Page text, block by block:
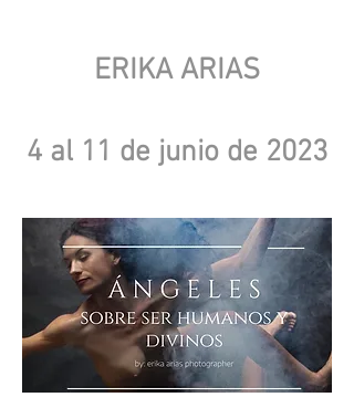
ERIKA ARIAS
4 al 11 de junio de 2023